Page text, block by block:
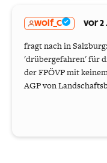
wolf_C vor 2
fragt nach in
'drübergefahren' für
der FPÖVP mit
AGP von